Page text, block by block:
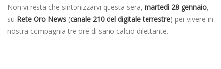
Non vi resta che sintonizzarvi questa sera, martedì 28 gennaio,
su Rete Oro News (canale 210 del digitale terrestre) per vivere in
nostra compagnia tre ore di sano calcio dilettante.